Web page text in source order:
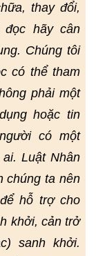
thay đổi,
đọc hãy cân
Chúng tôi
có thể tham
phải một
hoặc tin
có một
Luật Nhân
chúng ta nên
hỗ trợ cho
khởi, cản trở
sanh khởi.